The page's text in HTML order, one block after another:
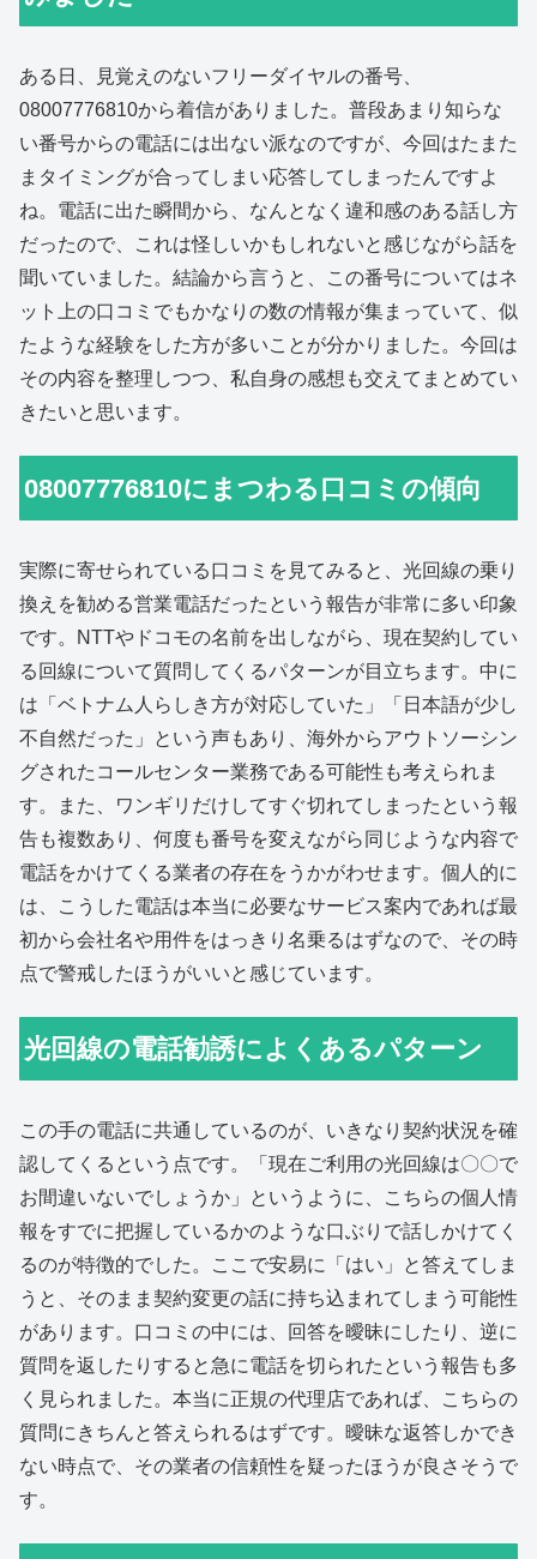
ある日、見覚えのないフリーダイヤルの番号、
08007776810から着信がありました。普段あまり知らな
い番号からの電話には出ない派なのですが、今回はたまた
まタイミングが合ってしまい応答してしまったんですよ
ね。電話に出た瞬間から、なんとなく違和感のある話し方
だったので、これは怪しいかもしれないと感じながら話を
聞いていました。結論から言うと、この番号についてはネ
ット上の口コミでもかなりの数の情報が集まっていて、似
たような経験をした方が多いことが分かりました。今回は
その内容を整理しつつ、私自身の感想も交えてまとめてい
きたいと思います。
08007776810にまつわる口コミの傾向
実際に寄せられている口コミを見てみると、光回線の乗り
換えを勧める営業電話だったという報告が非常に多い印象
です。NTTやドコモの名前を出しながら、現在契約してい
る回線について質問してくるパターンが目立ちます。中に
は「ベトナム人らしき方が対応していた」「日本語が少し
不自然だった」という声もあり、海外からアウトソーシン
グされたコールセンター業務である可能性も考えられま
す。また、ワンギリだけしてすぐ切れてしまったという報
告も複数あり、何度も番号を変えながら同じような内容で
電話をかけてくる業者の存在をうかがわせます。個人的に
は、こうした電話は本当に必要なサービス案内であれば最
初から会社名や用件をはっきり名乗るはずなので、その時
点で警戒したほうがいいと感じています。
光回線の電話勧誘によくあるパターン
この手の電話に共通しているのが、いきなり契約状況を確
認してくるという点です。「現在ご利用の光回線は〇〇で
お間違いないでしょうか」というように、こちらの個人情
報をすでに把握しているかのような口ぶりで話しかけてく
るのが特徴的でした。ここで安易に「はい」と答えてしま
うと、そのまま契約変更の話に持ち込まれてしまう可能性
があります。口コミの中には、回答を曖昧にしたり、逆に
質問を返したりすると急に電話を切られたという報告も多
く見られました。本当に正規の代理店であれば、こちらの
質問にきちんと答えられるはずです。曖昧な返答しかでき
ない時点で、その業者の信頼性を疑ったほうが良さそうで
す。